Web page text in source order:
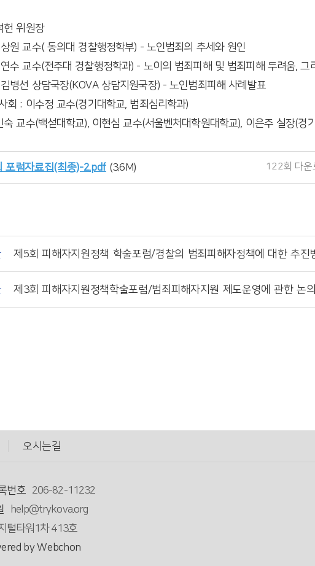
헌 위원장
원 교수( 동의대 경찰행정학부) - 노인범죄의 추세와 원인
수 교수(전주대 경찰행정학과) - 노이의 범죄피해 및 범죄피해 두려움, 그
병선 상담국장(KOVA 상담지원국장) - 노인범죄피해 사례발표
회 : 이수정 교수(경기대학교, 범죄심리학과)
교수(백섣대학교), 이현심 교수(서울벤처대학원대학교), 이은주 실장(경
포럼자료집(최종)-2.pdf(3.6M) 122회 다
제5회 피해자지원정책 학술포럼/경찰의 범죄피해자정책에 대한 추진
제3회 피해자지원정책학술포럼/범죄피해자지원 제도운영에 관한 논
오시는길
번호 206-82-11232
help@trykova.org
털타워1차 413호
by Webchon